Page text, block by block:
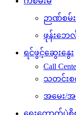
ဉာဏ်စမ်
ဖုန်းဘေ
ရင်ဖွင့်ဆွေးနွေး
Call
သတင်းစ
အမေး/အ
ရွေးကောက်ပွဲစိ